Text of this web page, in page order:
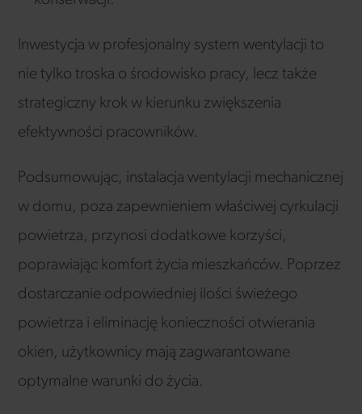
Inwestycja w profesjonalny system wentylacji to
nie tylko troska o środowisko pracy, lecz także
strategiczny krok w kierunku zwiększenia
efektywności pracowników.
Podsumowując, instalacja wentylacji mechanicznej
w domu, poza zapewnieniem właściwej cyrkulacji
powietrza, przynosi dodatkowe korzyści,
poprawiając komfort życia mieszkańców. Poprzez
dostarczanie odpowiedniej ilości świeżego
powietrza i eliminację konieczności otwierania
okien, użytkownicy mają zagwarantowane
optymalne warunki do życia.